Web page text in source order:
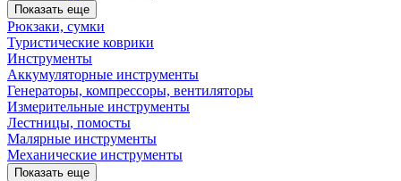
Показать еще
Рюкзаки, сумки
Туристические коврики
Инструменты
Аккумуляторные инструменты
Генераторы, компрессоры, вентиляторы
Измерительные инструменты
Лестницы, помосты
Малярные инструменты
Механические инструменты
Показать еще